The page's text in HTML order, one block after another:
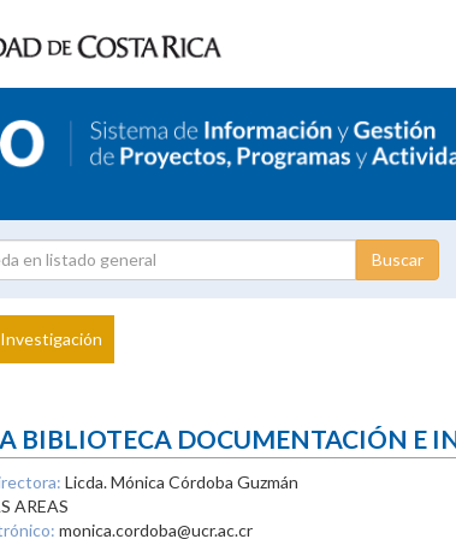
Investigador
BIBLIOTECA DOCUMENTACIÓN E
Licda. Mónica Córdoba Guzmán
AREAS
monica.cordoba@ucr.ac.cr